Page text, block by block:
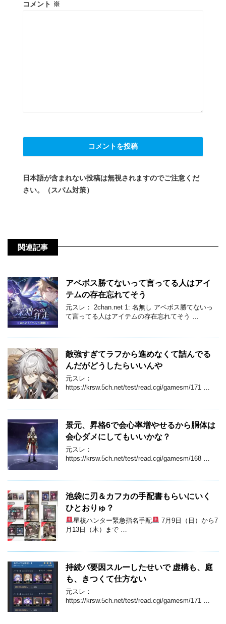
コメント ※
日本語が含まれない投稿は無視されますのでご注意くだ
さい。（スパム対策）
関連記事
アベボス勝てないって言ってる人はアイ
テムの存在忘れてそう
元スレ： 2chan.net 1: 名無し アベボス勝てないっ
て言ってる人はアイテムの存在忘れてそう …
敵強すぎてラフから進めなくて詰んでる
んだがどうしたらいいんや
元スレ：
https://krsw.5ch.net/test/read.cgi/gamesm/171 …
景元、昇格6で会心率増やせるから胴体は
会心ダメにしてもいいかな？
元スレ：
https://krsw.5ch.net/test/read.cgi/gamesm/168 …
池袋に刃＆カフカの手配書もらいにいく
ひとおりゅ？
星核ハンター緊急指名手配
7月9日（日）から7
月13日（木）まで …
持続パ要因スルーしたせいで 虚構も、庭
も、きつくて仕方ない
元スレ：
https://krsw.5ch.net/test/read.cgi/gamesm/171 …